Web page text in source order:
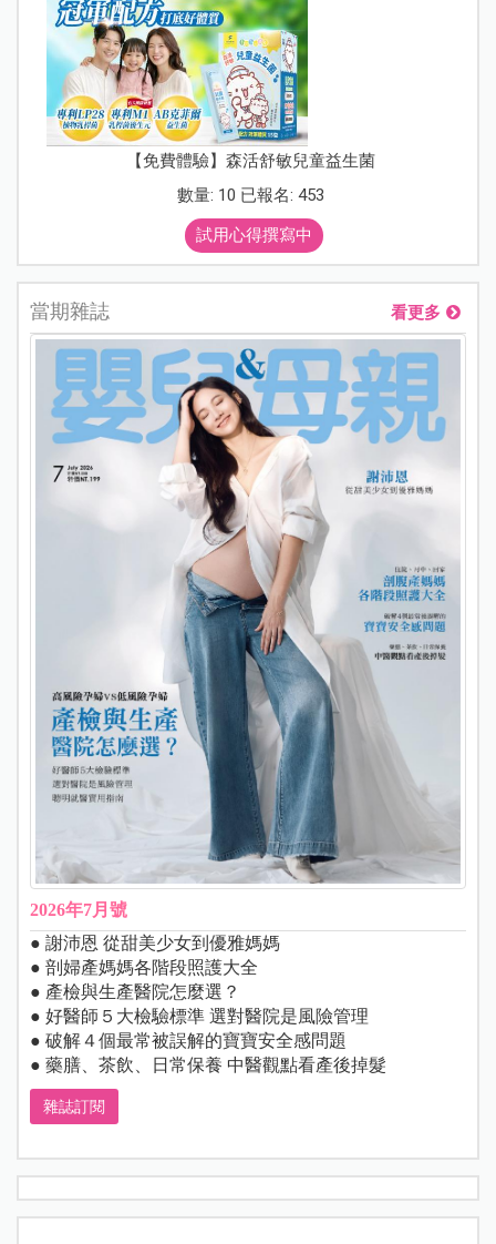
【免費體驗】森活舒敏兒童益生菌
數量: 10 已報名: 453
試用心得撰寫中
當期雜誌 看更多
2026年7月號
● 謝沛恩 從甜美少女到優雅媽媽
● 剖婦產媽媽各階段照護大全
● 產檢與生產醫院怎麼選？
● 好醫師５大檢驗標準 選對醫院是風險管理
● 破解４個最常被誤解的寶寶安全感問題
● 藥膳、茶飲、日常保養 中醫觀點看產後掉髮
雜誌訂閱